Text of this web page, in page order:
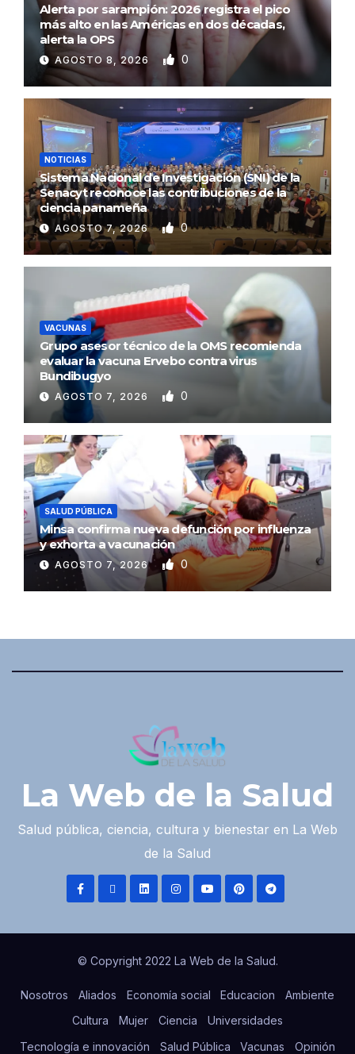
Alerta por sarampión: 2026 registra el pico
más alto en las Américas en dos décadas,
alerta la OPS
AGOSTO 8, 2026 0
NOTICIAS
Sistema Nacional de Investigación (SNI) de la
Senacyt reconoce las contribuciones de la
ciencia panameña
AGOSTO 7, 2026 0
VACUNAS
Grupo asesor técnico de la OMS recomienda
evaluar la vacuna Ervebo contra virus
Bundibugyo
AGOSTO 7, 2026 0
SALUD PÚBLICA
Minsa confirma nueva defunción por influenza
y exhorta a vacunación
AGOSTO 7, 2026 0
La Web de la Salud
Salud pública, ciencia, cultura y bienestar en La Web
de la Salud
© Copyright 2022 La Web de la Salud.
Nosotros Aliados Economía social Educacion
Ambiente
Cultura
Mujer Ciencia
Universidades
Tecnología e innovación
Salud Pública Vacunas Opinión